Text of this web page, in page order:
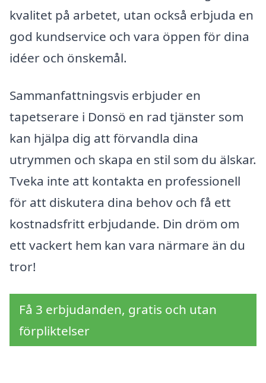
kvalitet på arbetet, utan också erbjuda en
god kundservice och vara öppen för dina
idéer och önskemål.
Sammanfattningsvis erbjuder en
tapetserare i Donsö en rad tjänster som
kan hjälpa dig att förvandla dina
utrymmen och skapa en stil som du älskar.
Tveka inte att kontakta en professionell
för att diskutera dina behov och få ett
kostnadsfritt erbjudande. Din dröm om
ett vackert hem kan vara närmare än du
tror!
Få 3 erbjudanden, gratis och utan
förpliktelser